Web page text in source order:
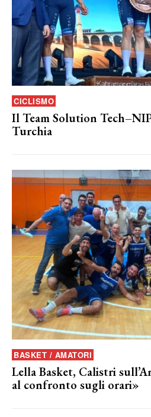
CICLISMO
Il Team Solution
Turchia
BASKET / AMATORI
Lella Basket, Calistri
al confronto sugli orari»